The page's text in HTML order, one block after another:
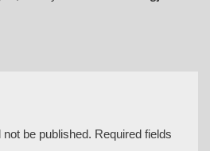
be published. Required fields